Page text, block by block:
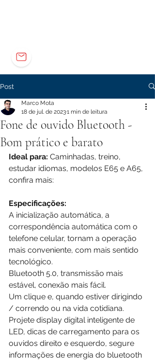
Post
Fone de ouvido Bluetooth -
Bom prático e barato
Marco Mota
18 de jul. de 20231 min de leitura
Ideal para: Caminhadas, treino,
estudar idiomas, modelos E65 e A65,
confira mais:
Especificações:
A inicialização automática, a
correspondência automática com o
telefone celular, tornam a operação
mais conveniente, com mais sentido
tecnológico.
Bluetooth 5.0, transmissão mais
estável, conexão mais fácil.
Um clique e, quando estiver dirigindo
/ correndo ou na vida cotidiana.
Projete display digital inteligente de
LED, dicas de carregamento para os
ouvidos direito e esquerdo, segure
informações de energia do bluetooth